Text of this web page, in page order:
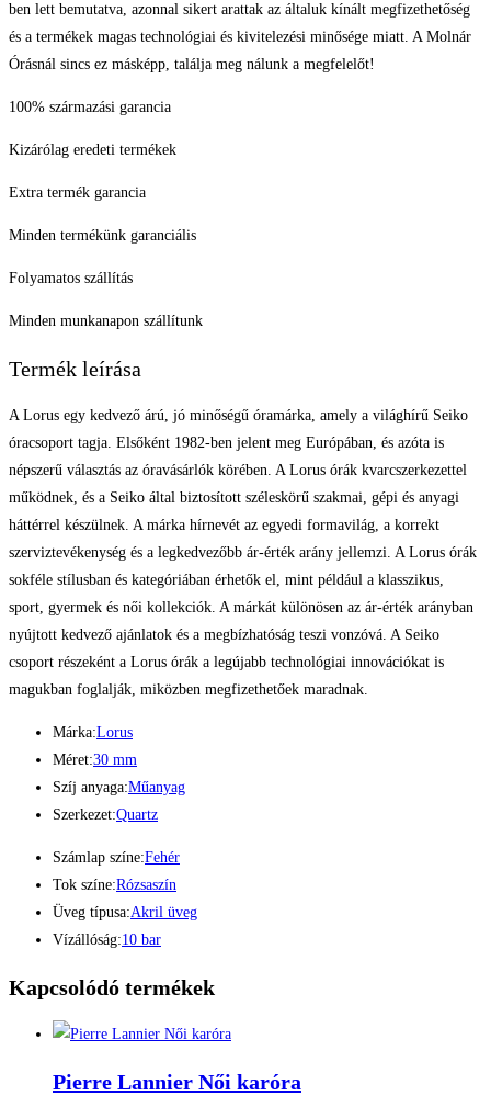
ben lett bemutatva, azonnal sikert arattak az általuk kínált megfizethetőség
és a termékek magas technológiai és kivitelezési minősége miatt. A Molnár
Órásnál sincs ez másképp, találja meg nálunk a megfelelőt!
100% származási garancia
Kizárólag eredeti termékek
Extra termék garancia
Minden termékünk garanciális
Folyamatos szállítás
Minden munkanapon szállítunk
Termék leírása
A Lorus egy kedvező árú, jó minőségű óramárka, amely a világhírű Seiko
óracsoport tagja. Elsőként 1982-ben jelent meg Európában, és azóta is
népszerű választás az óravásárlók körében. A Lorus órák kvarcszerkezettel
működnek, és a Seiko által biztosított széleskörű szakmai, gépi és anyagi
háttérrel készülnek. A márka hírnevét az egyedi formavilág, a korrekt
szerviztevékenység és a legkedvezőbb ár-érték arány jellemzi. A Lorus órák
sokféle stílusban és kategóriában érhetők el, mint például a klasszikus,
sport, gyermek és női kollekciók. A márkát különösen az ár-érték arányban
nyújtott kedvező ajánlatok és a megbízhatóság teszi vonzóvá. A Seiko
csoport részeként a Lorus órák a legújabb technológiai innovációkat is
magukban foglalják, miközben megfizethetőek maradnak.
Márka:Lorus
Méret:30 mm
Szíj anyaga:Műanyag
Szerkezet:Quartz
Számlap színe:Fehér
Tok színe:Rózsaszín
Üveg típusa:Akril üveg
Vízállóság:10 bar
Kapcsolódó termékek
Pierre Lannier Női karóra